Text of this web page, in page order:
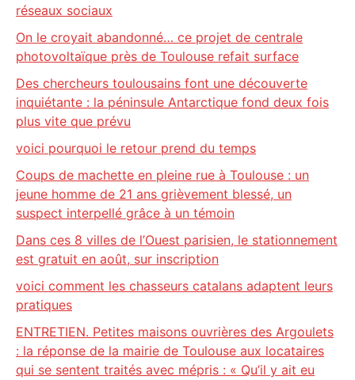
réseaux sociaux
On le croyait abandonné… ce projet de centrale
photovoltaïque près de Toulouse refait surface
Des chercheurs toulousains font une découverte
inquiétante : la péninsule Antarctique fond deux fois
plus vite que prévu
voici pourquoi le retour prend du temps
Coups de machette en pleine rue à Toulouse : un
jeune homme de 21 ans grièvement blessé, un
suspect interpellé grâce à un témoin
Dans ces 8 villes de l’Ouest parisien, le stationnement
est gratuit en août, sur inscription
voici comment les chasseurs catalans adaptent leurs
pratiques
ENTRETIEN. Petites maisons ouvrières des Argoulets
: la réponse de la mairie de Toulouse aux locataires
qui se sentent traités avec mépris : « Qu’il y ait eu